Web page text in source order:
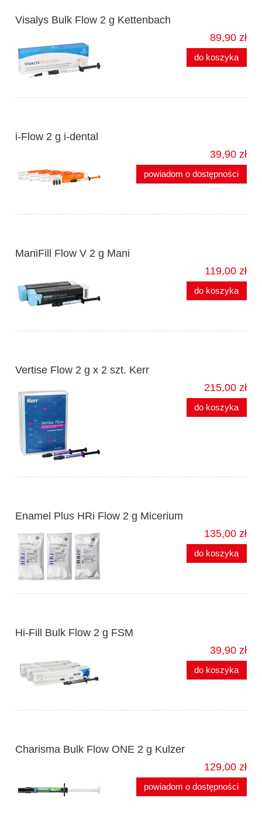
Visalys Bulk Flow 2 g Kettenbach
89,90 zł
do koszyka
i-Flow 2 g i-dental
39,90 zł
powiadom o dostępności
ManiFill Flow V 2 g Mani
119,00 zł
do koszyka
Vertise Flow 2 g x 2 szt. Kerr
215,00 zł
do koszyka
Enamel Plus HRi Flow 2 g Micerium
135,00 zł
do koszyka
Hi-Fill Bulk Flow 2 g FSM
39,90 zł
do koszyka
Charisma Bulk Flow ONE 2 g Kulzer
129,00 zł
powiadom o dostępności